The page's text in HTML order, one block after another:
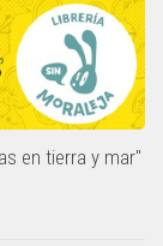
en tierra y mar"